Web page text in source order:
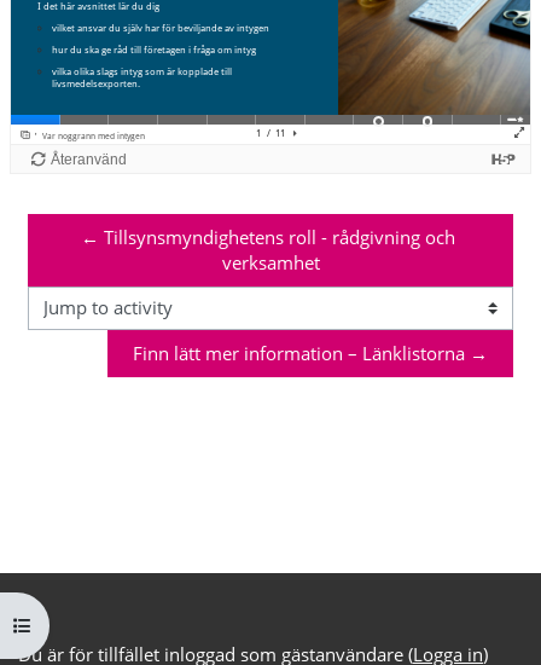
Öppna kursmenyn
← Tillsynsmyndighetens roll - rådgivning och
verksamhet
Jump to activity
Finn lätt mer information – Länklistorna →
Du är för tillfället inloggad som gästanvändare (Logga in)